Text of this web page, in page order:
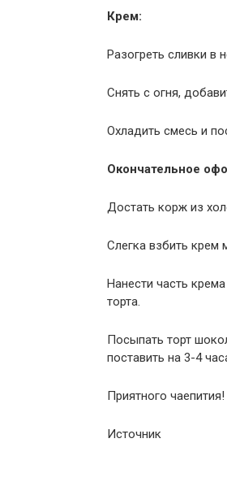
Крем:
Разогреть сливки в
Снять с огня,
Охладить смесь и
Окончательное
Достать корж из
Слегка взбить крем
Нанести часть
торта.
Посыпать торт
поставить на 3-4
Приятного чаепития!
Источник